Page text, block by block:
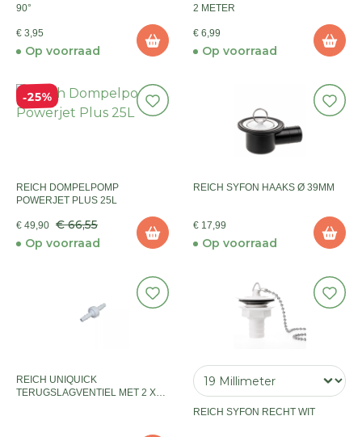
90°
€ 3,95
Op voorraad
2 METER
€ 6,99
Op voorraad
25%
REICH DOMPELPOMP
POWERJET PLUS 25L
€ 49,90 € 66,55
Op voorraad
REICH SYFON HAAKS Ø 39MM
€ 17,99
Op voorraad
REICH UNIQUICK
TERUGSLAGVENTIEL MET 2 X
REICH SYFON RECHT WIT